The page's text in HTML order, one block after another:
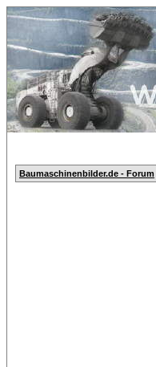
Baumaschinenbilder.de - Forum